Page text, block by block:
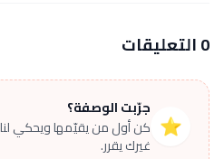
0 التعليقات
⭐
جرّبت الوصفة؟
كن أول من يقيّمها ويحكي
غيرك يقرر.